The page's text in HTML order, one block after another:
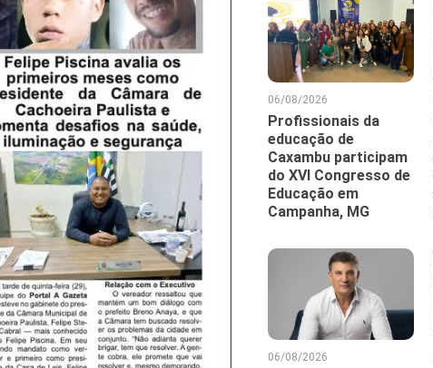
06/08/2026
Profissionais da
educação de
Caxambu participam
do XVI Congresso de
Educação em
Campanha, MG
06/08/2026